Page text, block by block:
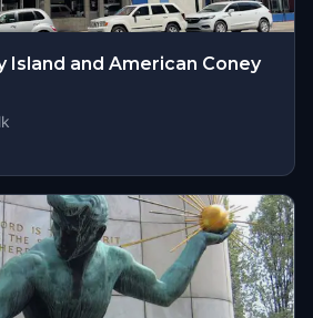
Island and American Coney